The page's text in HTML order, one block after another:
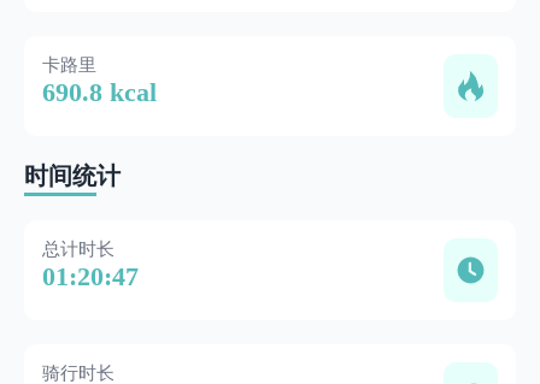
卡路里
690.8 kcal
时间统计
总计时长
01:20:47
骑行时长